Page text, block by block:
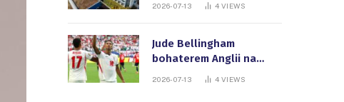
2026-07-13 4 VIEWS
Jude Bellingham
bohaterem Anglii na
Mistrzostwach Świata
2026-07-13 4 VIEWS